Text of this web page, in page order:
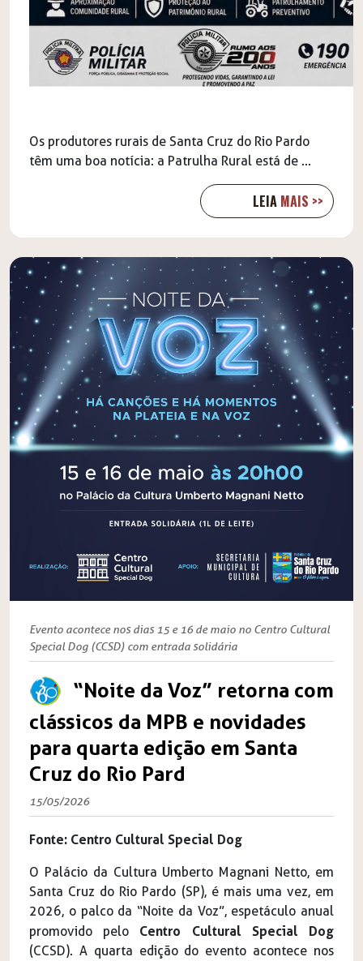
Os produtores rurais de Santa Cruz do Rio Pardo
têm uma boa notícia: a Patrulha Rural está de ...
LEIA MAIS >>
Evento acontece nos dias 15 e 16 de maio no Centro Cultural
Special Dog (CCSD) com entrada solidária
“Noite da Voz” retorna com
clássicos da MPB e novidades
para quarta edição em Santa
Cruz do Rio Pard
15/05/2026
Fonte: Centro Cultural Special Dog
O Palácio da Cultura Umberto Magnani Netto, em
Santa Cruz do Rio Pardo (SP), é mais uma vez, em
2026, o palco da “Noite da Voz”, espetáculo anual
promovido pelo Centro Cultural Special Dog
(CCSD). A quarta edição do evento acontece nos